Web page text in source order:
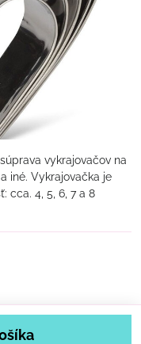
vykrajovačov na
iné. Vykrajovačka je
cca. 4, 5, 6, 7 a 8